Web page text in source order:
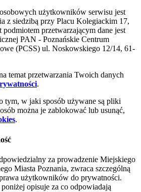
użytkowników serwisu jest
z siedzibą przy Placu Kolegiackim 17,
podmiotem przetwarzającym dane jest
PAN - Poznańskie Centrum
(PCSS) ul. Noskowskiego 12/14, 61-
temat przetwarzania Twoich danych
.
tym, w jaki sposób używane są pliki
można je zablokować lub usunąć,
.
za prowadzenie Miejskiego
Miasta Poznania, zwraca szczególną
użytkowników do prywatności.
opisuje za co odpowiadają